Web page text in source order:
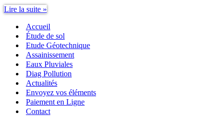
Lire la suite »
Collectif
Guide
IFAA
Accueil
Étude de sol
Etude Géotechnique
Assainissement
Eaux Pluviales
Diag Pollution
Actualités
Envoyez vos éléments
Paiement en Ligne
Contact